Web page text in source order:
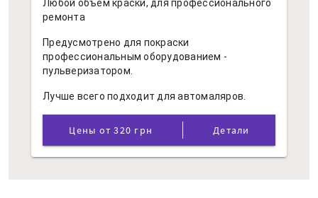
Любой объем краски, для профессионального
ремонта
Предусмотрено для покраски
профессиональным оборудованием -
пульверизатором.
Лучше всего подходит для автомаляров.
Цены от 320 грн Детали